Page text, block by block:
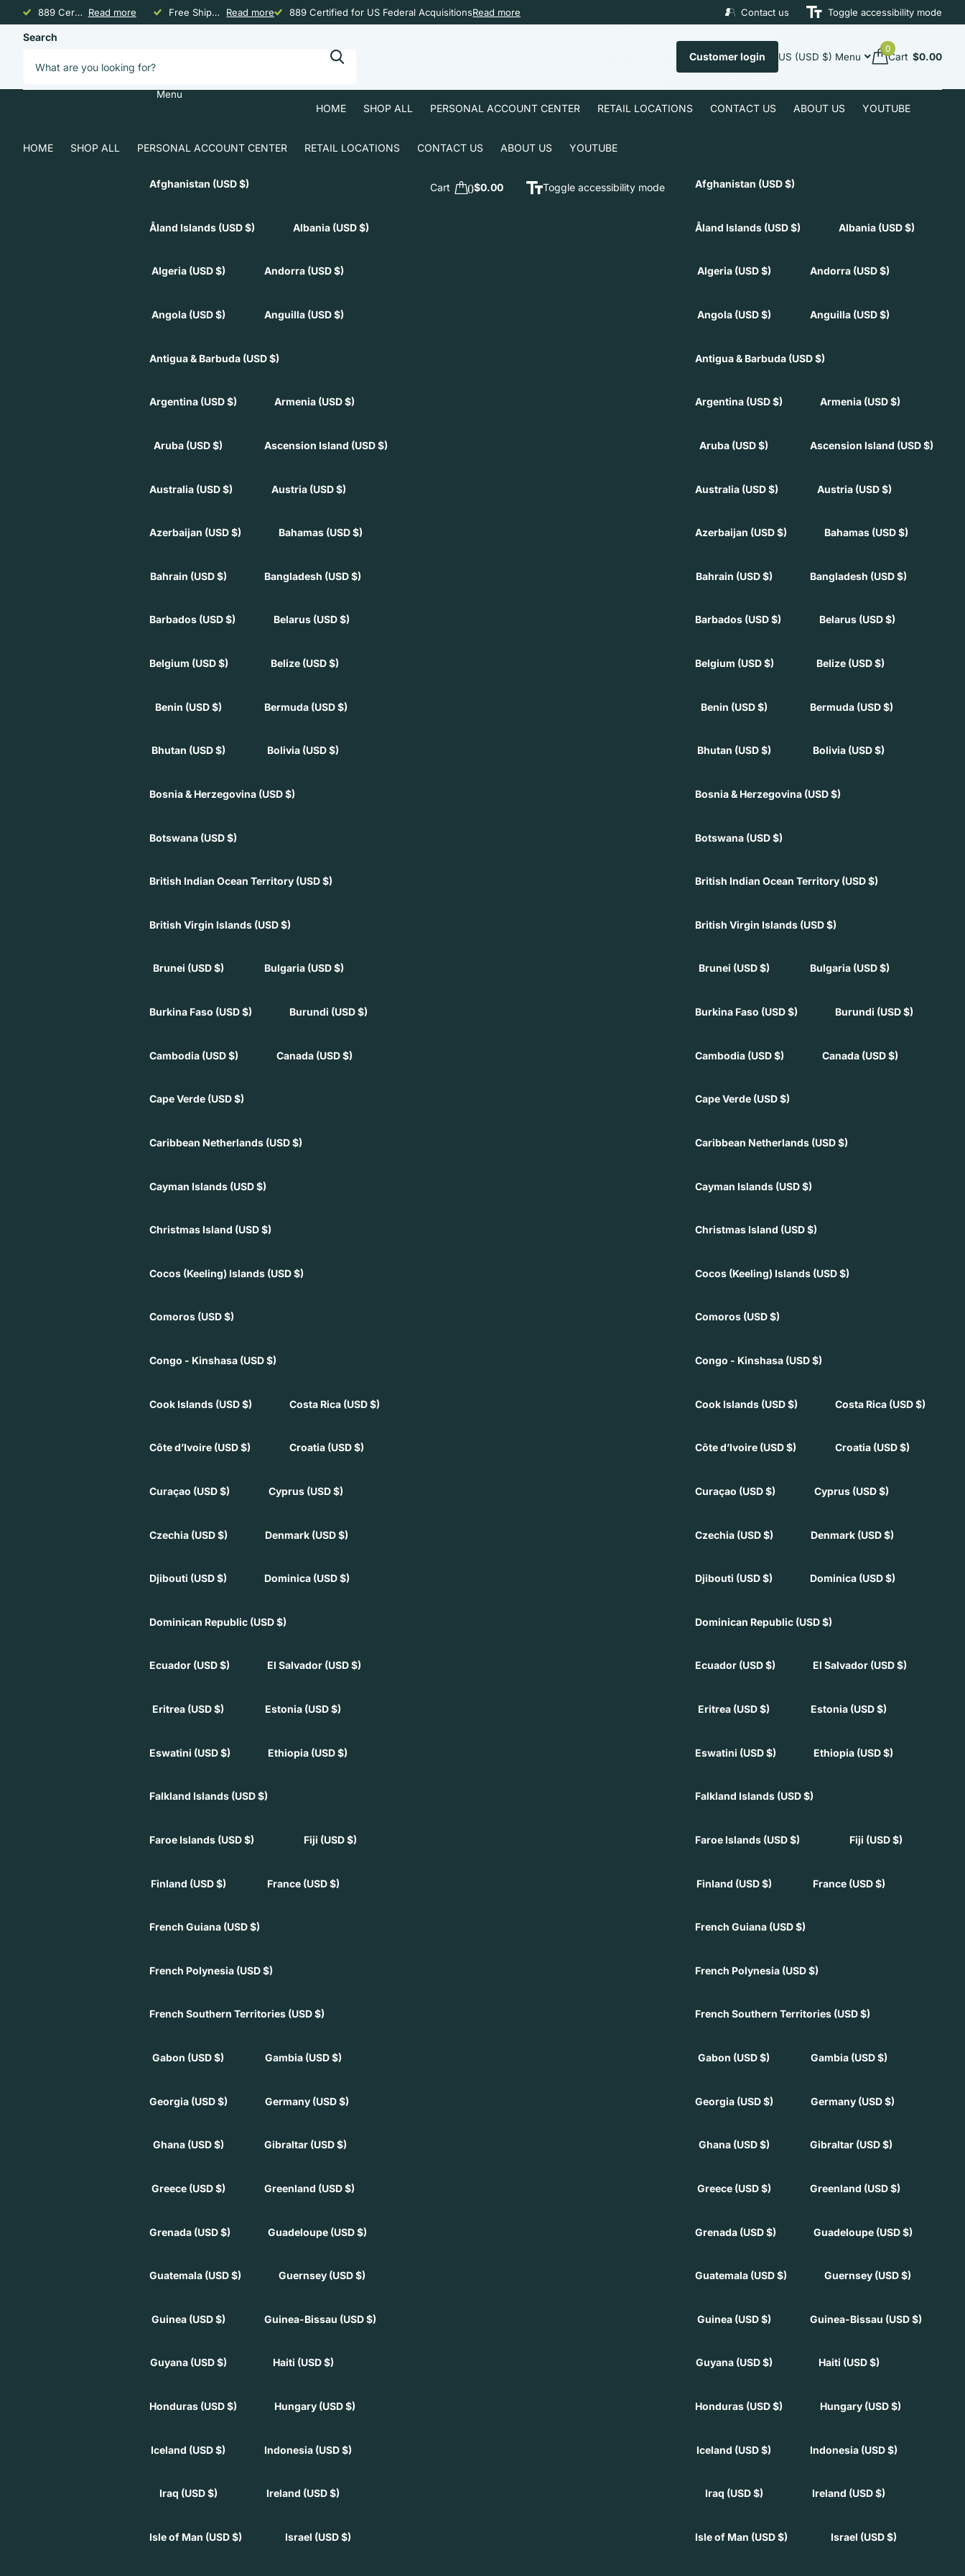
889 Certified for US Federal Acquisitions Read more Free Shipping above $24.95 Continental U.S. Read more 889 Certified for US Federal AcquisitionsRead more Contact us Toggle accessibility mode
Search
Customer login US (USD $) Menu Cart
0
$0.00
Menu
HOME SHOP ALL PERSONAL ACCOUNT CENTER RETAIL LOCATIONS CONTACT US ABOUT US YOUTUBE
HOME SHOP ALL PERSONAL ACCOUNT CENTER RETAIL LOCATIONS CONTACT US ABOUT US YOUTUBE
Afghanistan (USD $)
Åland Islands (USD $) Albania (USD $)
Algeria (USD $) Andorra (USD $)
Angola (USD $) Anguilla (USD $)
Antigua & Barbuda (USD $)
Argentina (USD $) Armenia (USD $)
Aruba (USD $) Ascension Island (USD $)
Australia (USD $) Austria (USD $)
Azerbaijan (USD $) Bahamas (USD $)
Bahrain (USD $) Bangladesh (USD $)
Barbados (USD $) Belarus (USD $)
Belgium (USD $) Belize (USD $)
Benin (USD $) Bermuda (USD $)
Bhutan (USD $) Bolivia (USD $)
Bosnia & Herzegovina (USD $)
Botswana (USD $)
British Indian Ocean Territory (USD $)
British Virgin Islands (USD $)
Brunei (USD $) Bulgaria (USD $)
Burkina Faso (USD $) Burundi (USD $)
Cambodia (USD $) Canada (USD $)
Cape Verde (USD $)
Caribbean Netherlands (USD $)
Cayman Islands (USD $)
Christmas Island (USD $)
Cocos (Keeling) Islands (USD $)
Comoros (USD $)
Congo - Kinshasa (USD $)
Cook Islands (USD $) Costa Rica (USD $)
Côte d’Ivoire (USD $) Croatia (USD $)
Curaçao (USD $) Cyprus (USD $)
Czechia (USD $) Denmark (USD $)
Djibouti (USD $) Dominica (USD $)
Dominican Republic (USD $)
Ecuador (USD $) El Salvador (USD $)
Eritrea (USD $) Estonia (USD $)
Eswatini (USD $) Ethiopia (USD $)
Falkland Islands (USD $)
Faroe Islands (USD $) Fiji (USD $)
Finland (USD $) France (USD $)
French Guiana (USD $)
French Polynesia (USD $)
French Southern Territories (USD $)
Gabon (USD $) Gambia (USD $)
Georgia (USD $) Germany (USD $)
Ghana (USD $) Gibraltar (USD $)
Greece (USD $) Greenland (USD $)
Grenada (USD $) Guadeloupe (USD $)
Guatemala (USD $) Guernsey (USD $)
Guinea (USD $) Guinea-Bissau (USD $)
Guyana (USD $) Haiti (USD $)
Honduras (USD $) Hungary (USD $)
Iceland (USD $) Indonesia (USD $)
Iraq (USD $) Ireland (USD $)
Isle of Man (USD $) Israel (USD $)
Cart 0$0.00 Toggle accessibility mode Afghanistan (USD $)
Åland Islands (USD $) Albania (USD $)
Algeria (USD $) Andorra (USD $)
Angola (USD $) Anguilla (USD $)
Antigua & Barbuda (USD $)
Argentina (USD $) Armenia (USD $)
Aruba (USD $) Ascension Island (USD $)
Australia (USD $) Austria (USD $)
Azerbaijan (USD $) Bahamas (USD $)
Bahrain (USD $) Bangladesh (USD $)
Barbados (USD $) Belarus (USD $)
Belgium (USD $) Belize (USD $)
Benin (USD $) Bermuda (USD $)
Bhutan (USD $) Bolivia (USD $)
Bosnia & Herzegovina (USD $)
Botswana (USD $)
British Indian Ocean Territory (USD $)
British Virgin Islands (USD $)
Brunei (USD $) Bulgaria (USD $)
Burkina Faso (USD $) Burundi (USD $)
Cambodia (USD $) Canada (USD $)
Cape Verde (USD $)
Caribbean Netherlands (USD $)
Cayman Islands (USD $)
Christmas Island (USD $)
Cocos (Keeling) Islands (USD $)
Comoros (USD $)
Congo - Kinshasa (USD $)
Cook Islands (USD $) Costa Rica (USD $)
Côte d’Ivoire (USD $) Croatia (USD $)
Curaçao (USD $) Cyprus (USD $)
Czechia (USD $) Denmark (USD $)
Djibouti (USD $) Dominica (USD $)
Dominican Republic (USD $)
Ecuador (USD $) El Salvador (USD $)
Eritrea (USD $) Estonia (USD $)
Eswatini (USD $) Ethiopia (USD $)
Falkland Islands (USD $)
Faroe Islands (USD $) Fiji (USD $)
Finland (USD $) France (USD $)
French Guiana (USD $)
French Polynesia (USD $)
French Southern Territories (USD $)
Gabon (USD $) Gambia (USD $)
Georgia (USD $) Germany (USD $)
Ghana (USD $) Gibraltar (USD $)
Greece (USD $) Greenland (USD $)
Grenada (USD $) Guadeloupe (USD $)
Guatemala (USD $) Guernsey (USD $)
Guinea (USD $) Guinea-Bissau (USD $)
Guyana (USD $) Haiti (USD $)
Honduras (USD $) Hungary (USD $)
Iceland (USD $) Indonesia (USD $)
Iraq (USD $) Ireland (USD $)
Isle of Man (USD $) Israel (USD $)